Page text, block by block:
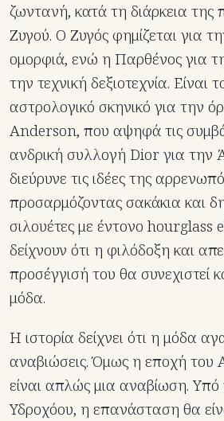
ζωντανή, κατά τη διάρκεια της
Ζυγού. Ο Ζυγός φημίζεται για
ομορφιά, ενώ η Παρθένος για
την τεχνική δεξιοτεχνία. Είναι
αστρολογικό σκηνικό για την
Anderson, που αψηφά τις
ανδρική συλλογή Dior για την
διεύρυνε τις ιδέες της
προσαρμόζοντας σακάκια και
σιλουέτες με έντονο hourglass
δείχνουν ότι η φιλόδοξη και
προσέγγισή του θα συνεχιστεί
μόδα.
Η ιστορία δείχνει ότι η μόδα
αναβιώσεις. Όμως η εποχή του
είναι απλώς μια αναβίωση. Υπό
Υδροχόου, η επανάσταση θα